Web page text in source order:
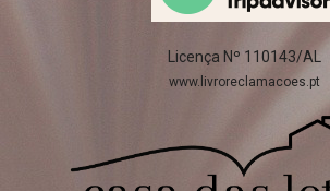
Licença Nº 110143/AL
www.livroreclamacoes.pt